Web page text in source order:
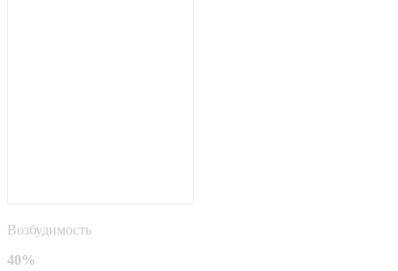
Возбудимость
40%